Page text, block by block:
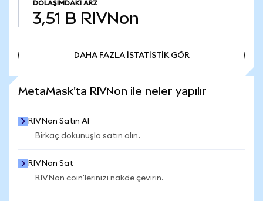
DOLAŞIMDAKI ARZ
3,51 B RIVNon
DAHA FAZLA İSTATİSTİK GÖR
MetaMask'ta RIVNon ile neler yapılır
RIVNon Satın Al
Birkaç dokunuşla satın alın.
RIVNon Sat
RIVNon coin'lerinizi nakde çevirin.